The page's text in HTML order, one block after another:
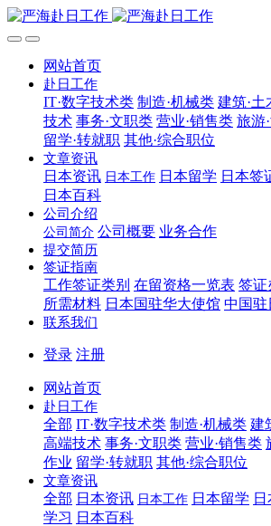
网站首页
赴日工作
IT·数字技术类 制造·机械类 建筑·土
技术 事务·文职类 营业·销售类 旅游
留学·转就职 其他·综合职位
文章资讯
日本资讯 日本工作 日本留学 日本签
日本百科
公司介绍
公司简介 公司概要 业务合作
提交简历
签证指南
工作签证类别 在留资格一览表 签证
所需材料 日本国驻华大使馆 中国驻
联系我们
登录 注册
网站首页
赴日工作
全部 IT·数字技术类 制造·机械类 建
高端技术 事务·文职类 营业·销售类
作业 留学·转就职 其他·综合职位
文章资讯
全部 日本资讯 日本工作 日本留学
学习 日本百科